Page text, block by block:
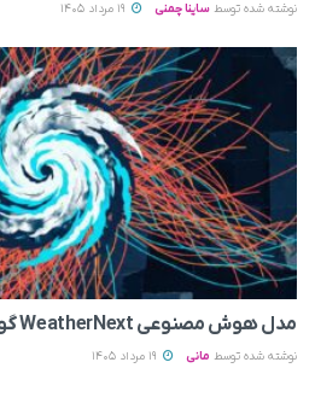
نوشته شده توسط ساینا چمنی
مدل هوش مصنوعی WeatherNext گوگل متن‌باز شد
نوشته شده توسط مانی